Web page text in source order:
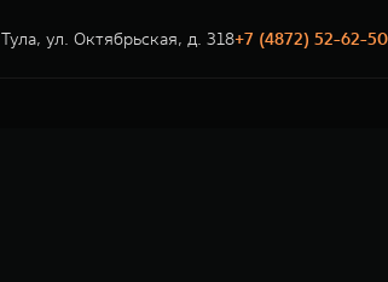
Тула, ул. Октябрьская, д. 318+7 (4872) 52-62-50